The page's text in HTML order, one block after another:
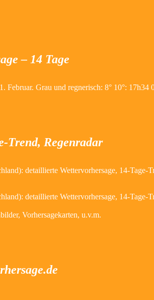
– 14 Tage
Februar. Grau und regnerisch: 8° 10°:
Trend, Regenradar
detaillierte Wettervorhersage, 14-Tage-
detaillierte Wettervorhersage, 14-Tage-
Vorhersagekarten, u.v.m.